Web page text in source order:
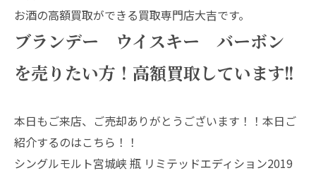
お酒の高額買取ができる買取専門店大吉です。
ブランデー ウイスキー バーボン
を売りたい方！高額買取しています!!
本日もご来店、ご売却ありがとうございます！！本日ご
紹介するのはこちら！！
シングルモルト宮城峡 瓶 リミテッドエディション2019